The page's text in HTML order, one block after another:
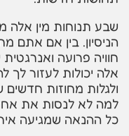
שבע תנוחות מין אלה
הניסיון. בין אם אתם
חוויה פרועה
אלה יכולות לעזור לך
ולגלות מחוזות
למה לא לנסות את
כל ההנאה שמגיעה